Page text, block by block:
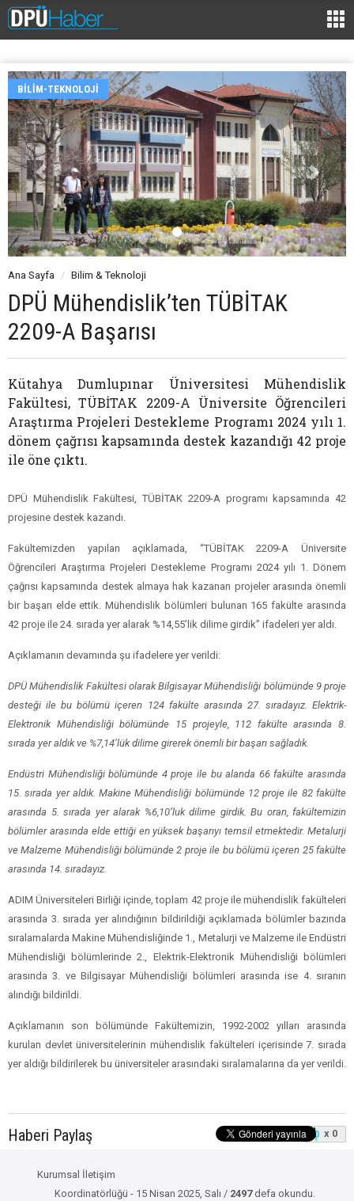
BILIM-TEKNOLOJI
Ana Sayfa Bilim & Teknoloji
DPÜ Mühendislik’ten TÜBİTAK
2209-A Başarısı
Kütahya Dumlupınar Üniversitesi Mühendislik
Fakültesi, TÜBİTAK 2209-A Üniversite Öğrencileri
Araştırma Projeleri Destekleme Programı 2024 yılı 1.
dönem çağrısı kapsamında destek kazandığı 42 proje
ile öne çıktı.
DPÜ Mühendislik Fakültesi, TÜBİTAK 2209-A programı kapsamında 42
projesine destek kazandı.
Fakültemizden yapılan açıklamada, “TÜBİTAK 2209-A Üniversite
Öğrencileri Araştırma Projeleri Destekleme Programı 2024 yılı 1. Dönem
çağrısı kapsamında destek almaya hak kazanan projeler arasında önemli
bir başarı elde ettik. Mühendislik bölümleri bulunan 165 fakülte arasında
42 proje ile 24. sırada yer alarak %14,55’lik dilime girdik” ifadeleri yer aldı.
Açıklamanın devamında şu ifadelere yer verildi:
DPÜ Mühendislik Fakültesi olarak Bilgisayar Mühendisliği bölümünde 9 proje
desteği ile bu bölümü içeren 124 fakülte arasında 27. sıradayız. Elektrik-
Elektronik Mühendisliği bölümünde 15 projeyle, 112 fakülte arasında 8.
sırada yer aldık ve %7,14’lük dilime girerek önemli bir başarı sağladık.
Endüstri Mühendisliği bölümünde 4 proje ile bu alanda 66 fakülte arasında
15. sırada yer aldık. Makine Mühendisliği bölümünde 12 proje ile 82 fakülte
arasında 5. sırada yer alarak %6,10’luk dilime girdik. Bu oran, fakültemizin
bölümler arasında elde ettiği en yüksek başarıyı temsil etmektedir. Metalurji
ve Malzeme Mühendisliği bölümünde 2 proje ile bu bölümü içeren 25 fakülte
arasında 14. sıradayız.
ADIM Üniversiteleri Birliği içinde, toplam 42 proje ile mühendislik fakülteleri
arasında 3. sırada yer alındığının bildirildiği açıklamada bölümler bazında
sıralamalarda Makine Mühendisliğinde 1., Metalurji ve Malzeme ile Endüstri
Mühendisliği bölümlerinde 2., Elektrik-Elektronik Mühendisliği bölümleri
arasında 3. ve Bilgisayar Mühendisliği bölümleri arasında ise 4. sıranın
alındığı bildirildi.
Açıklamanın son bölümünde Fakültemizin, 1992-2002 yılları arasında
kurulan devlet üniversitelerinin mühendislik fakülteleri içerisinde 7. sırada
yer aldığı bildirilerek bu üniversiteler arasındaki sıralamalarına da yer verildi.
Haberi Paylaş x 0
Kurumsal İletişim
Koordinatörlüğü - 15 Nisan 2025, Salı / 2497defa okundu.